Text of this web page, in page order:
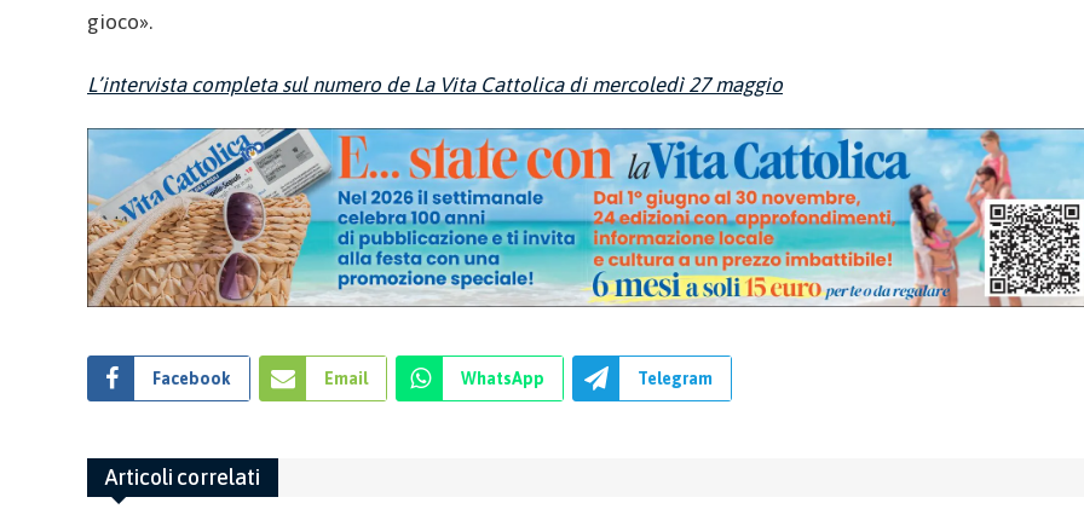
gioco».
L’intervista completa sul numero de La Vita Cattolica di mercoledì 27 maggio
Facebook Email WhatsApp Telegram
Articoli correlati